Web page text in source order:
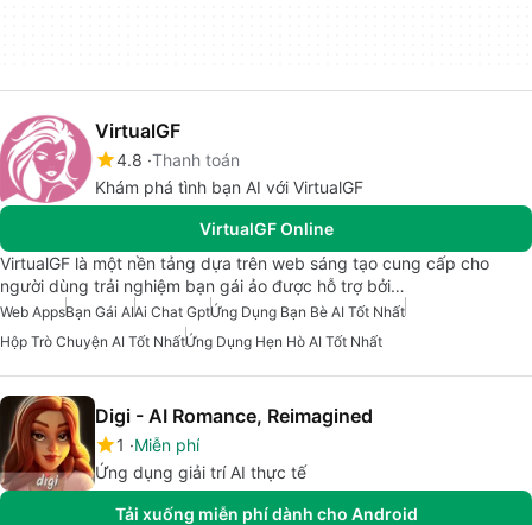
VirtualGF
4.8 Thanh toán
Khám phá tình bạn AI với VirtualGF
VirtualGF Online
VirtualGF là một nền tảng dựa trên web sáng tạo cung cấp cho
người dùng trải nghiệm bạn gái ảo được hỗ trợ bởi…
Web AppsBạn Gái AIAi Chat GptỨng Dụng Bạn Bè AI Tốt Nhất
Hộp Trò Chuyện AI Tốt NhấtỨng Dụng Hẹn Hò AI Tốt Nhất
Digi - AI Romance, Reimagined
1
Miễn phí
Ứng dụng giải trí AI thực tế
Tải xuống miễn phí dành cho Android